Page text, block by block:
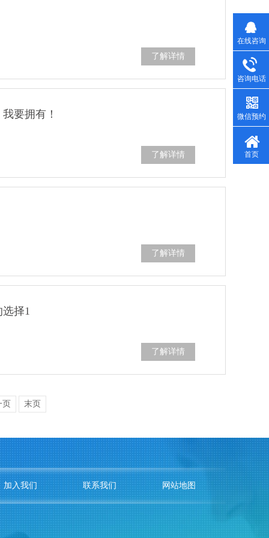
了解详情
要拥有！
了解详情
了解详情
择1
了解详情
末页
加入我们 联系我们 网站地图
在线咨询
咨询电话
微信预约
首页